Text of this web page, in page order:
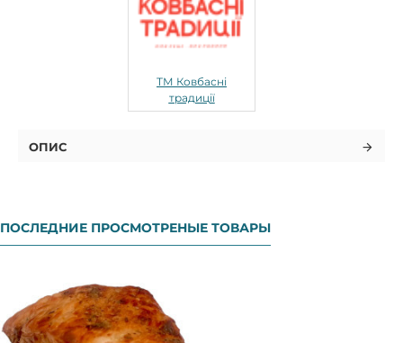
ТМ Ковбасні
традиції
ОПИС
ПОСЛЕДНИЕ ПРОСМОТРЕНЫЕ ТОВАРЫ